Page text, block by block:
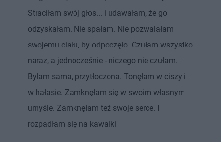
Straciłam swój głos... i udawałam, że go
odzyskałam. Nie spałam. Nie pozwalałam
swojemu ciału, by odpoczęło. Czułam wszystko
naraz, a jednocześnie - niczego nie czułam.
Byłam sama, przytłoczona. Tonęłam w ciszy i
w hałasie. Zamknęłam się w swoim własnym
umyśle. Zamknęłam też swoje serce. I
rozpadłam się na kawałki